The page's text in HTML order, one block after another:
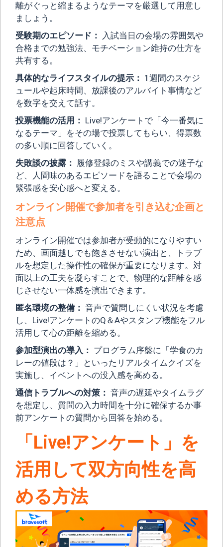
離がぐっと縮まるようなテーマを厳選して用意し
ましょう。
受験期のエピソード： 入試当日の会場の雰囲気や
合格までの勉強法、モチベーション維持の仕方を
共有する。
具体的なライフスタイルの提示： 1週間のスケジ
ュールや起床時間、放課後のアルバイト事情など
を数字を交えて話す。
投票機能の活用： Live!アンケートで「今一番気に
なるテーマ」をその場で投票してもらい、得票数
の多い順に回答していく。
失敗談の披露： 履修登録のミスや講義での迷子な
ど、人間味のあるエピソードを語ることで会場の
緊張感を安心感へと変える。
オンライン開催で参加者を引き込む企画と
注意点
オンライン開催では参加者が受動的になりやすい
ため、画面越しでも飽きさせない演出と、トラブ
ルを想定した操作性の確保が重要になります。対
面以上の工夫を凝らすことで、物理的な距離を感
じさせない一体感を演出できます。
匿名環境の整備： 音声で質問しにくい状況を考慮
し、Live!アンケートのQ＆Aやスタンプ機能をフル
活用して心の距離を縮める。
参加型演出の導入： プログラム序盤に「学食のカ
レーの値段は？」といったリアルタイムクイズを
実施し、イベントへの没入感を高める。
通信トラブルへの対策： 音声の遅延やタイムラグ
を想定し、質問の入力時間を十分に確保するか事
前アンケートの質問から回答を始める。
「Live!アンケート」を
活用して双方向性を高
める方法